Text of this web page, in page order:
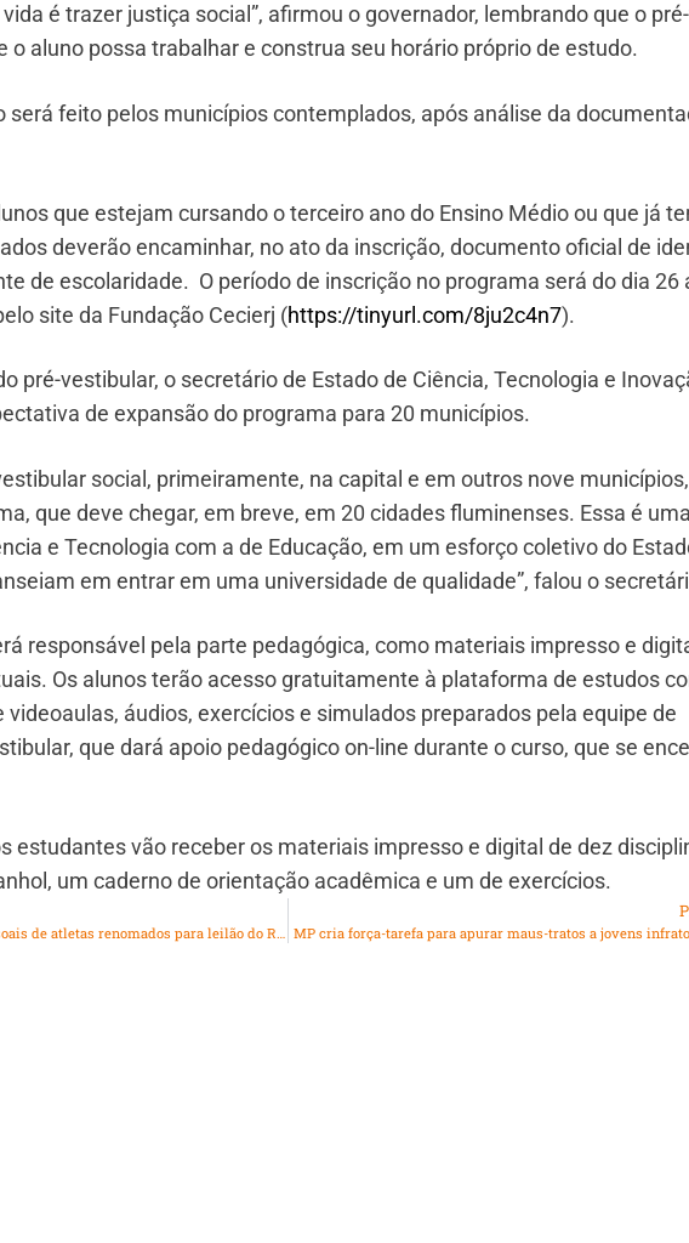
é trazer justiça social”, afirmou o governador, lembrando que o
o aluno possa trabalhar e construa seu horário próprio de estudo.
será feito pelos municípios contemplados, após análise da
que estejam cursando o terceiro ano do Ensino Médio ou que já
deverão encaminhar, no ato da inscrição, documento oficial de
de escolaridade. O período de inscrição no programa será do dia 26
site da Fundação Cecierj (https://tinyurl.com/8ju2c4n7).
pré-vestibular, o secretário de Estado de Ciência, Tecnologia e
de expansão do programa para 20 municípios.
social, primeiramente, na capital e em outros nove municípios,
que deve chegar, em breve, em 20 cidades fluminenses. Essa é
e Tecnologia com a de Educação, em um esforço coletivo do
em entrar em uma universidade de qualidade”, falou o
responsável pela parte pedagógica, como materiais impresso e
Os alunos terão acesso gratuitamente à plataforma de estudos
áudios, exercícios e simulados preparados pela equipe de
que dará apoio pedagógico on-line durante o curso, que se
estudantes vão receber os materiais impresso e digital de dez
um caderno de orientação acadêmica e um de exercícios.
Secretaria doa objetos pessoais de atletas renomados para leilão do RioSolidario MP cria força-tarefa para apurar maus-tratos a jovens